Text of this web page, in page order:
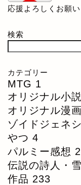
応援よろしくお願い
検索
カテゴリー
MTG 1
オリジナル小説
オリジナル漫画
ゾイドジェネ
やつ 4
パルミー感想
伝説の詩人・
作品 233